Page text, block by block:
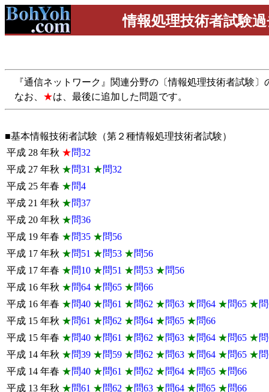
情報処理技術者試験
『通信ネットワーク』関連分野の〔情報処理技術者試験〕
なお、 ★は、最後に追加した問題です。
■基本情報技術者試験（第２種情報処理技術者試験）
平成 28 年秋 ★問32
平成 27 年秋 ★問31 ★問32
平成 25 年春 ★問4
平成 21 年秋 ★問37
平成 20 年秋 ★問36
平成 19 年春 ★問35 ★問56
平成 17 年秋 ★問51 ★問53 ★問56
平成 17 年春 ★問10 ★問51 ★問53 ★問56
平成 16 年秋 ★問64 ★問65 ★問66
平成 16 年春 ★問40 ★問61 ★問62 ★問63 ★問64 ★問65 ★
平成 15 年秋 ★問61 ★問62 ★問64 ★問65 ★問66
平成 15 年春 ★問40 ★問61 ★問62 ★問63 ★問64 ★問65 ★
平成 14 年秋 ★問39 ★問59 ★問62 ★問63 ★問64 ★問65 ★
平成 14 年春 ★問40 ★問61 ★問62 ★問64 ★問65 ★問66
平成 13 年秋 ★問61 ★問62 ★問63 ★問64 ★問65 ★問66